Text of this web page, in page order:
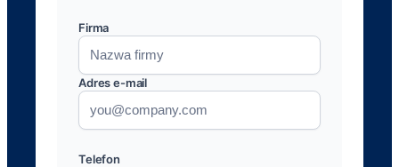
Firma
Adres e-mail
Telefon